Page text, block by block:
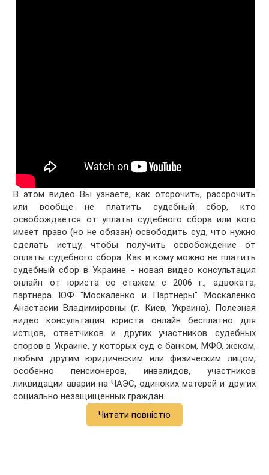
В этом видео Вы узнаете, как отсрочить, рассрочить
или вообще не платить судебный сбор, кто
освобождается от уплаты судебного сбора или кого
имеет право (но не обязан) освободить суд, что нужно
сделать истцу, чтобы получить освобождение от
оплаты судебного сбора. Как и кому можно не платить
судебный сбор в Украине - новая видео консультация
онлайн от юриста со стажем с 2006 г., адвоката,
партнера ЮФ "Москаленко и Партнеры" Москаленко
Анастасии Владимировны (г. Киев, Украина). Полезная
видео консультация юриста онлайн бесплатно для
истцов, ответчиков и других участников судебных
споров в Украине, у которых суд с банком, МФО, жеком,
любым другим юридическим или физическим лицом,
особенно пенсионеров, инвалидов, участников
ликвидации аварии на ЧАЭС, одиноких матерей и других
социально незащищенных граждан.
Читати повністю